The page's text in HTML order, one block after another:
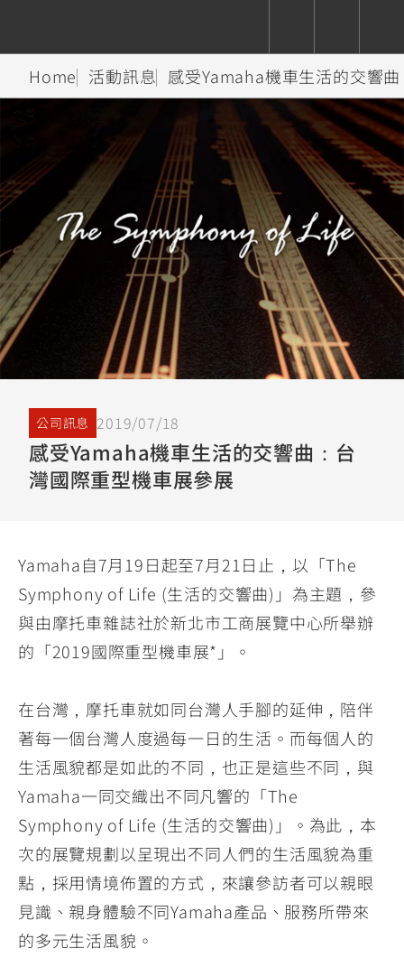
依排氣量
Super
Sport
Hyper
Naked
Sport
Heritage
YZF-R9
550+
YZF-R3
251~549
MT-
09
Y-
AMT
550+
MT-
09
550+
07
Y-
AMT
550+
MT-
03
251~549
MT-
15
150
XSR
700
XSR
155
FZ-X
依排氣量
Premium Sport FashionAdventureFamily
TMAX
550+
NMAX
150
CYGNUS
XR
150
CYGNUS
X
FORCE
2.0
RS NEO
125
125
BW'S
125
PW50
50
AXIS
Z /
JOG
CUXiE
追蹤愛車
我的愛車 瀏覽紀錄
Home 活動訊息 感受Yamaha機車生活的交響
公司訊息 2019/07/18
感受Yamaha機車生活的交響曲：台
灣國際重型機車展參展
Yamaha自7月19日起至7月21日止，以「The
Symphony of Life (生活的交響曲)」為主題，參
與由摩托車雜誌社於新北市工商展覽中心所舉辦
的「2019國際重型機車展*」。
在台灣，摩托車就如同台灣人手腳的延伸，陪伴
著每一個台灣人度過每一日的生活。而每個人的
生活風貌都是如此的不同，也正是這些不同，與
Yamaha一同交織出不同凡響的「The
Symphony of Life (生活的交響曲)」。為此，本
次的展覽規劃以呈現出不同人們的生活風貌為重
點，採用情境佈置的方式，來讓參訪者可以親眼
見識、親身體驗不同Yamaha產品、服務所帶來
的多元生活風貌。